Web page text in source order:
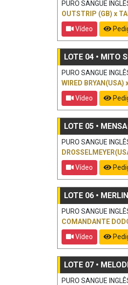
PURO SANGUE
OUTSTRIP (GB) x
Vídeo
LOTE 04 • MITO
PURO SANGUE
WIRED BRYAN(USA)
Vídeo
LOTE 05 •
PURO SANGUE
Vídeo
LOTE 06 •
PURO SANGUE
COMANDANTE
Vídeo
LOTE 07 •
PURO SANGUE